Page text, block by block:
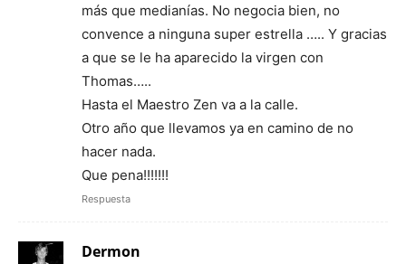
más que medianías. No negocia bien, no
convence a ninguna super estrella ….. Y gracias
a que se le ha aparecido la virgen con
Thomas…..
Hasta el Maestro Zen va a la calle.
Otro año que llevamos ya en camino de no
hacer nada.
Que pena!!!!!!!
Respuesta
Dermon